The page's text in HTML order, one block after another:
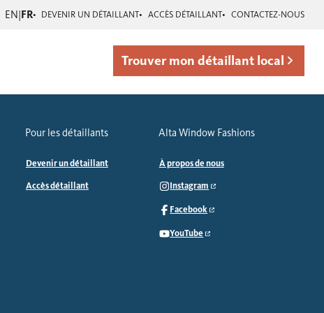
EN|FR DEVENIR UN DÉTAILLANT ACCÈS DÉTAILLANT CONTACTEZ-NOUS
Trouver mon détaillant local
Pour les détaillants
Devenir un détaillant
Accès détaillant
Alta Window Fashions
À propos de nous
Instagram
Facebook
YouTube